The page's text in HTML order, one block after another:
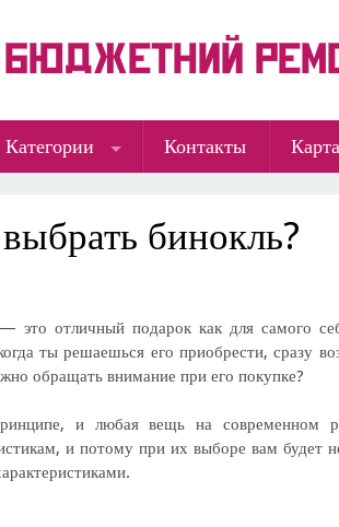
Категории Контакты
бинокль?
это отличный подарок как для самого
ты решаешься его приобрести, сразу
обращать внимание при его покупке?
и любая вещь на современном
и потому при их выборе вам будет